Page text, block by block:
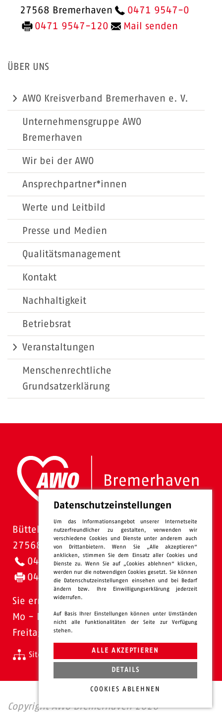
27568 Bremerhaven
0471 9547-0
0471 9547-120
Mail senden
ÜBER UNS
AWO Kreisverband Bremerhaven e. V.
Unternehmensgruppe AWO
Bremerhaven
Wir bei der AWO
Ansprechpartner*innen
Werte und Leitbild
Presse und Medien
Qualitätsmanagement
Kontakt
Nachhaltigkeit
Betriebsrat
Veranstaltungen
Menschenrechtliche
Grundsatzerklärung
Bütteler Straße 1
27568 Bremerhaven
0471 - 95 47-0
0471 - 95 47-120
Sie erreichen uns:
Mo - Do: 08.00 - 16.00 Uhr
Freitags 08.00 - 13.00 Uhr
Sitemap Impressum Datenschutz
Copyright AWO Bremerhaven 2026
Datenschutzeinstellungen
Um das Informationsangebot unserer Internetseite
nutzerfreundlicher zu gestalten, verwenden wir
verschiedene Cookies und Dienste unter anderem auch
von Drittanbietern. Wenn Sie „Alle akzeptieren“
anklicken, stimmen Sie dem Einsatz aller Cookies und
Dienste zu. Wenn Sie auf „Cookies ablehnen“ klicken,
werden nur die notwendigen Cookies gesetzt. Sie können
die Datenschutzeinstellungen einsehen und bei Bedarf
ändern bzw. Ihre Einwilligungserklärung jederzeit
widerrufen.
Auf Basis Ihrer Einstellungen können unter Umständen
nicht alle Funktionalitäten der Seite zur Verfügung
stehen.
ALLE AKZEPTIEREN
DETAILS
COOKIES ABLEHNEN